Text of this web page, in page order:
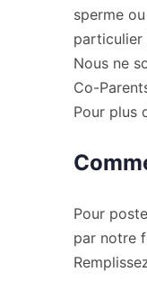
sperme
particulier
Nous ne
Co-
Pour plus
Pour
par notre